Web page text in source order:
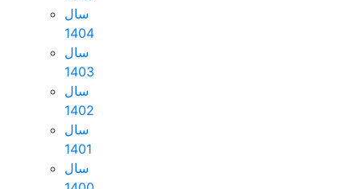
سال
1404
سال
1403
سال
1402
سال
1401
سال